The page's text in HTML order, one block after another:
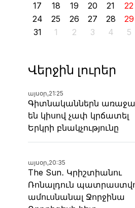
17
18 19 20 21 22
24
25 26 27 28 29
31
1 2 3 4 5
Վերջին լուրեր
այսօր,21:25
Գիտնականներն
են կիսով չափ կրճատել
Երկրի բնակչությունը
այսօր,20:35
The Sun․ Կրիշտիանու
Ռոնալդուն
ամուսնանալ Ջորջինա